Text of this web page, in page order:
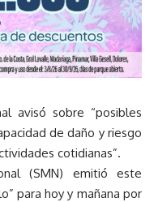
avisó sobre “posibles
de daño y riesgo
cotidianas”.
(SMN) emitió este
para hoy y mañana por